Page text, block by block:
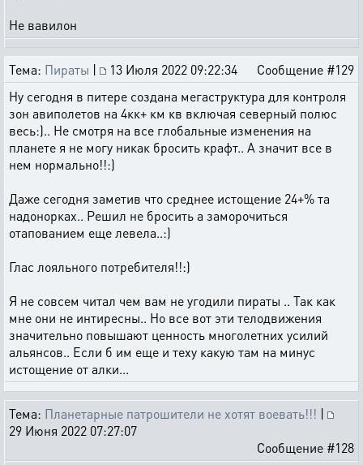
Не вавилон
Тема: Пираты | 13 Июля 2022 09:22:34
Сообщение #129
Ну сегодня в питере создана мегаструктура для контроля
зон авиполетов на 4кк+ км кв включая северный полюс
весь:).. Не смотря на все глобальные изменения на
планете я не могу никак бросить крафт.. А значит все в
нем нормально!!:)
Даже сегодня заметив что среднее истощение 24+% та
надонорках.. Решил не бросить а заморочиться
отапованием еще левела..:)
Глас лояльного потребителя!!:)
Я не совсем читал чем вам не угодили пираты .. Так как
мне они не интиресны.. Но все вот эти телодвижения
значительно повышают ценность многолетних усилий
альянсов.. Если б им еще и теху какую там на минус
истощение от алки...
Тема: Планетарные патрошители не хотят воевать!!! |
29 Июня 2022 07:27:07
Сообщение #128